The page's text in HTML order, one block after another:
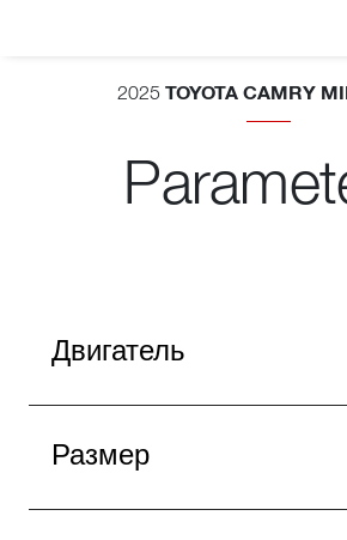
2025 TOYOTA CAMRY
Двигатель
Размер